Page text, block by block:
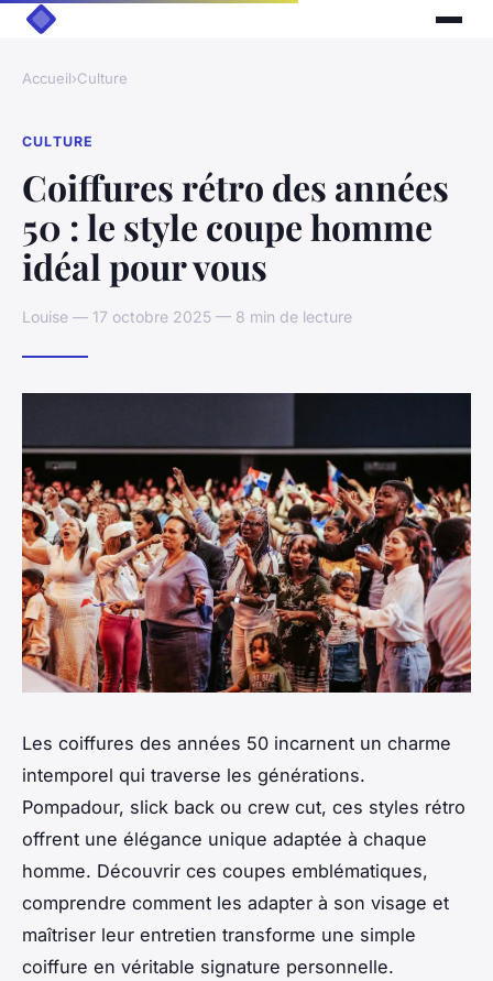
Accueil›Culture
CULTURE
Coiffures rétro des années
50 : le style coupe homme
idéal pour vous
Louise — 17 octobre 2025 — 8 min de lecture
Les coiffures des années 50 incarnent un charme
intemporel qui traverse les générations.
Pompadour, slick back ou crew cut, ces styles rétro
offrent une élégance unique adaptée à chaque
homme. Découvrir ces coupes emblématiques,
comprendre comment les adapter à son visage et
maîtriser leur entretien transforme une simple
coiffure en véritable signature personnelle.